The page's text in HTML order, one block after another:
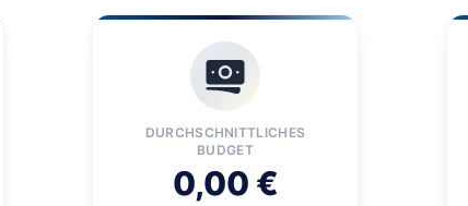
DURCHSCHNITTLICHES
BUDGET
0,00 €